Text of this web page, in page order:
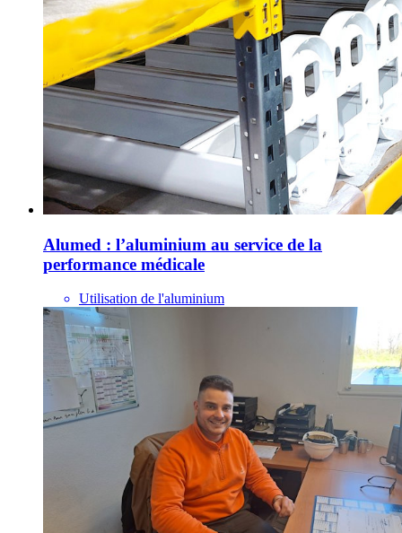
Alumed : l’aluminium au service de la
performance médicale
Utilisation de l'aluminium